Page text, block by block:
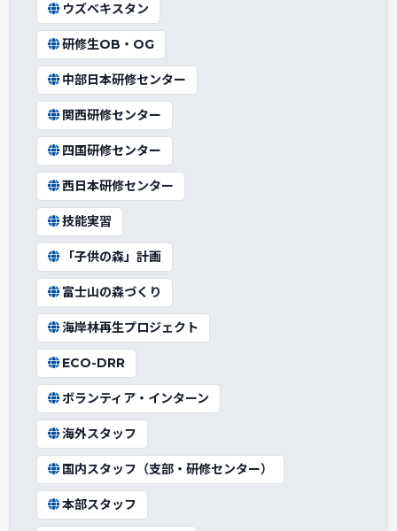
ウズベキスタン
研修生OB・OG
中部日本研修センター
関西研修センター
四国研修センター
西日本研修センター
技能実習
「子供の森」計画
富士山の森づくり
海岸林再生プロジェクト
ECO-DRR
ボランティア・インターン
海外スタッフ
国内スタッフ（支部・研修センター）
本部スタッフ